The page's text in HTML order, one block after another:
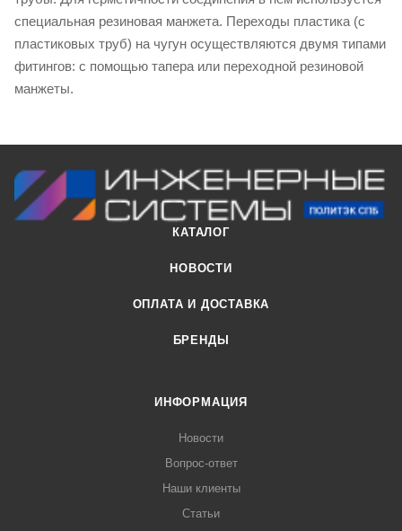
специальная резиновая манжета. Переходы пластика (с
пластиковых труб) на чугун осуществляются двумя типами
фитингов: с помощью тапера или переходной резиновой
манжеты.
КАТАЛОГ
НОВОСТИ
ОПЛАТА И ДОСТАВКА
БРЕНДЫ
ИНФОРМАЦИЯ
Новости
Вопрос-ответ
Наши клиенты
Статьи